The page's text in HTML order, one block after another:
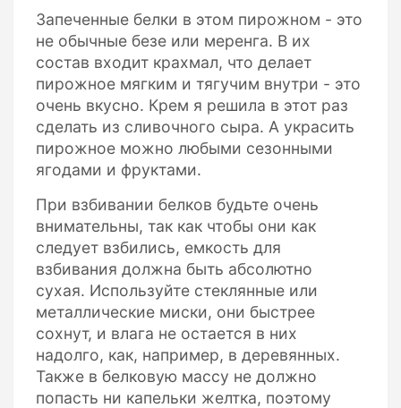
Запеченные белки в этом пирожном - это
не обычные безе или меренга. В их
состав входит крахмал, что делает
пирожное мягким и тягучим внутри - это
очень вкусно. Крем я решила в этот раз
сделать из сливочного сыра. А украсить
пирожное можно любыми сезонными
ягодами и фруктами.
При взбивании белков будьте очень
внимательны, так как чтобы они как
следует взбились, емкость для
взбивания должна быть абсолютно
сухая. Используйте стеклянные или
металлические миски, они быстрее
сохнут, и влага не остается в них
надолго, как, например, в деревянных.
Также в белковую массу не должно
попасть ни капельки желтка, поэтому